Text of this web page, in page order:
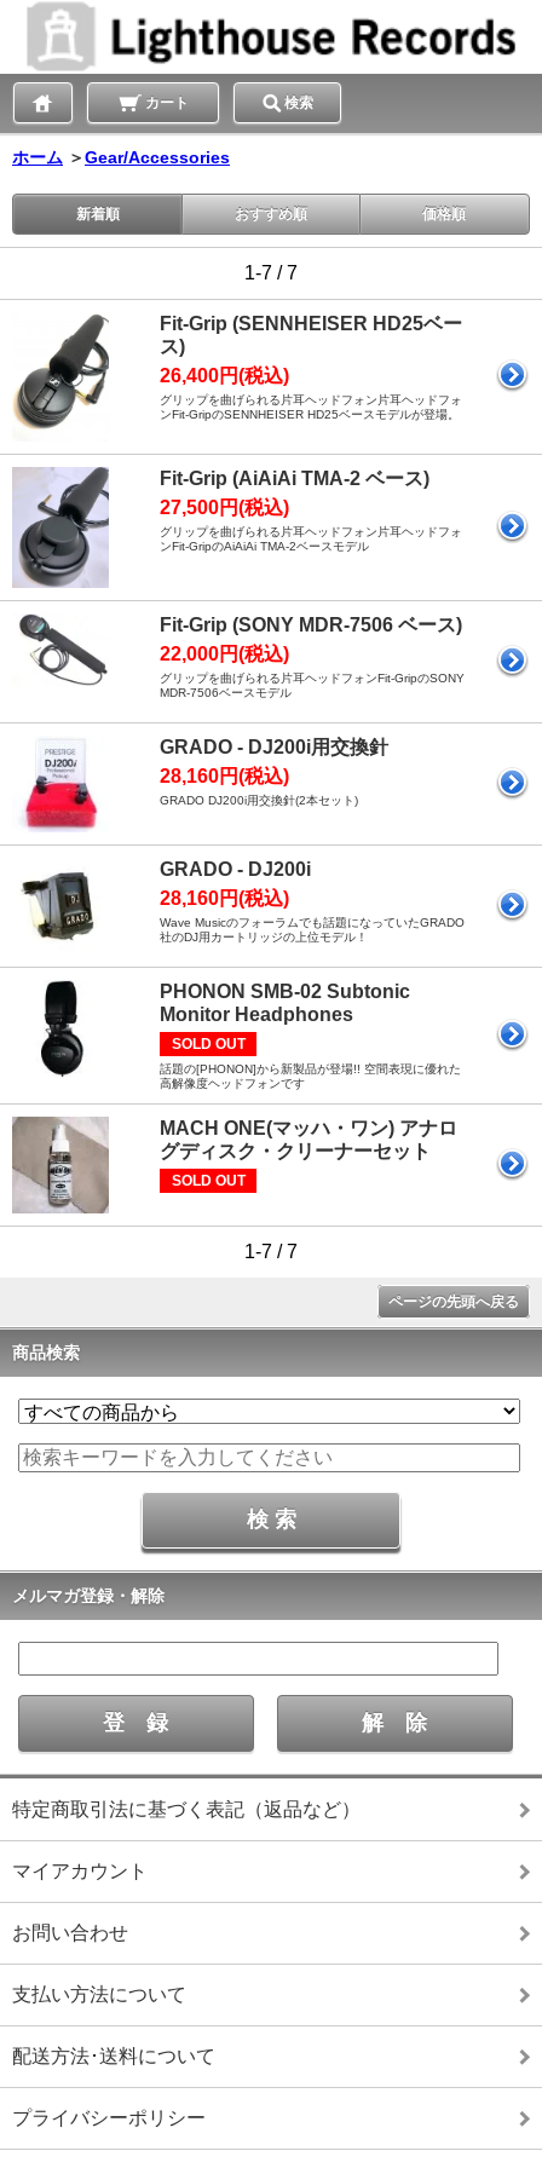
カート 検索
ホーム ＞Gear/Accessories
新着順 おすすめ順 価格順
1-7 / 7
Fit-Grip (SENNHEISER HD25ベー
ス)
26,400円(税込)
グリップを曲げられる片耳ヘッドフォン片耳ヘッドフォ
ンFit-GripのSENNHEISER HD25ベースモデルが登場。
Fit-Grip (AiAiAi TMA-2 ベース)
27,500円(税込)
グリップを曲げられる片耳ヘッドフォン片耳ヘッドフォ
ンFit-GripのAiAiAi TMA-2ベースモデル
Fit-Grip (SONY MDR-7506 ベース)
22,000円(税込)
グリップを曲げられる片耳ヘッドフォンFit-GripのSONY
MDR-7506ベースモデル
GRADO - DJ200i用交換針
28,160円(税込)
GRADO DJ200i用交換針(2本セット)
GRADO - DJ200i
28,160円(税込)
Wave Musicのフォーラムでも話題になっていたGRADO
社のDJ用カートリッジの上位モデル！
PHONON SMB-02 Subtonic
Monitor Headphones
SOLD OUT
話題の[PHONON]から新製品が登場!! 空間表現に優れた
高解像度ヘッドフォンです
MACH ONE(マッハ・ワン) アナロ
グディスク・クリーナーセット
SOLD OUT
1-7 / 7
ページの先頭へ戻る
商品検索
メルマガ登録・解除
特定商取引法に基づく表記（返品など）
マイアカウント
お問い合わせ
支払い方法について
配送方法･送料について
プライバシーポリシー